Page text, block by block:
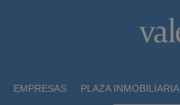
EMPRESAS PLAZA INMOBILIARIA